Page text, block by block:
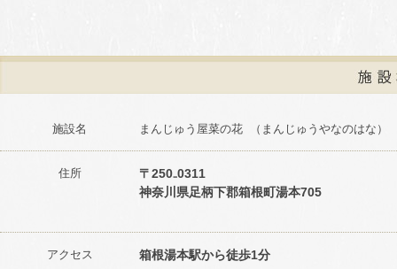
施設名 まんじゅう屋菜の花 （まんじゅうやなのはな）
住所
〒250₋0311
神奈川県足柄下郡箱根町湯本705
アクセス 箱根湯本駅から徒歩1分